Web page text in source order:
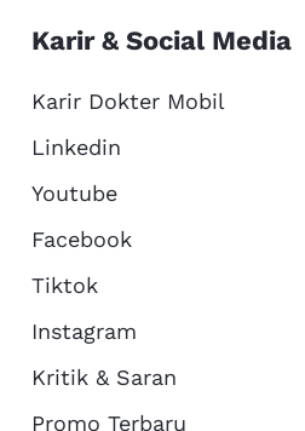
Karir & Social Media
Karir Dokter Mobil
Linkedin
Youtube
Facebook
Tiktok
Instagram
Kritik & Saran
Promo Terbaru